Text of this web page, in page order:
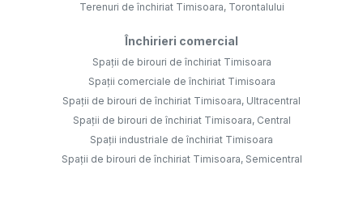
Terenuri de închiriat Timisoara, Torontalului
Închirieri comercial
Spații de birouri de închiriat Timisoara
Spații comerciale de închiriat Timisoara
Spații de birouri de închiriat Timisoara, Ultracentral
Spații de birouri de închiriat Timisoara, Central
Spații industriale de închiriat Timisoara
Spații de birouri de închiriat Timisoara, Semicentral